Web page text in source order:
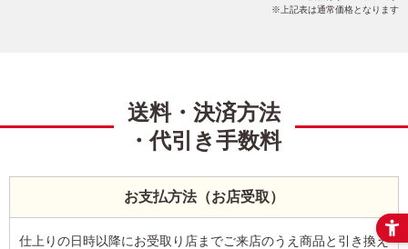
上記表は通常価格となります
送料・決済方法
・代引き手数料
お支払方法（お店受取）
仕上りの日時以降にお受取り店までご来店のうえ商品と引き換え